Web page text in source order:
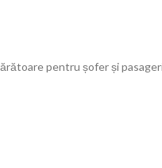
pentru șofer și